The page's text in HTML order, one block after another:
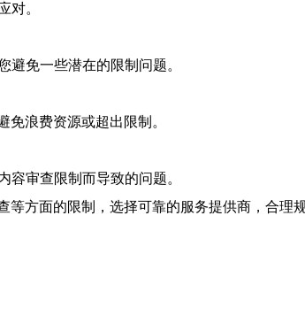
对。
避免一些潜在的限制问题。
浪费资源或超出限制。
容审查限制而导致的问题。
方面的限制，选择可靠的服务提供商，合理